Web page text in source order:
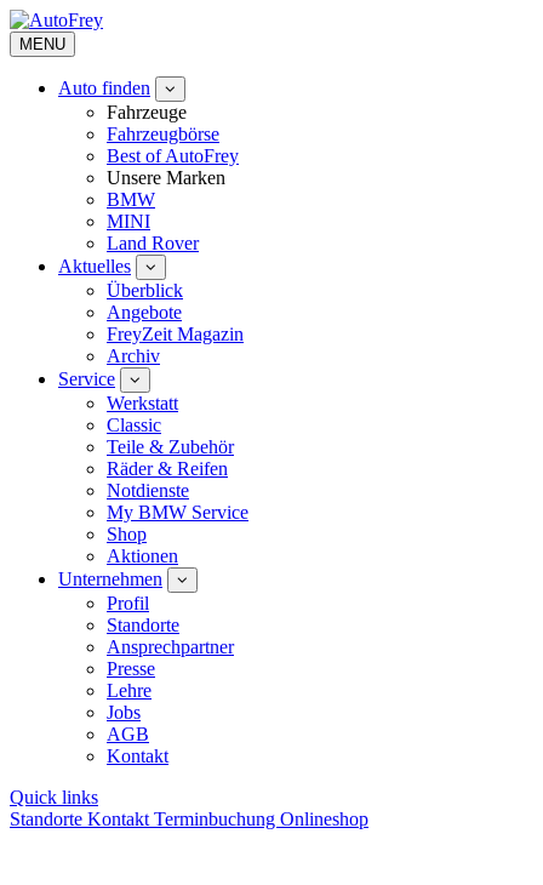
MENU
Auto finden
Fahrzeuge
Fahrzeugbörse
Best of AutoFrey
Unsere Marken
BMW
MINI
Land Rover
Aktuelles
Überblick
Angebote
FreyZeit Magazin
Archiv
Service
Werkstatt
Classic
Teile & Zubehör
Räder & Reifen
Notdienste
My BMW Service
Shop
Aktionen
Unternehmen
Profil
Standorte
Ansprechpartner
Presse
Lehre
Jobs
AGB
Kontakt
Quick links
Standorte Kontakt Terminbuchung Onlineshop